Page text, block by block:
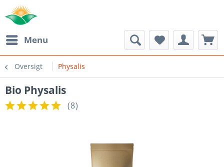
Menu
Oversigt Physalis
Bio Physalis
(8)